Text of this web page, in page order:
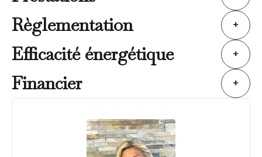
Règlementation +
Efficacité énergétique +
Financier +